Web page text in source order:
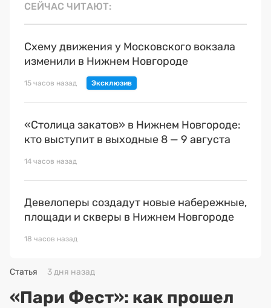
СЕЙЧАС ЧИТАЮТ
Схему движения у Московского вокзала
изменили в Нижнем Новгороде
15 часов назад
«Столица закатов» в Нижнем Новгороде:
кто выступит в выходные 8 — 9 августа
14 часов назад
Девелоперы создадут новые набережные,
площади и скверы в Нижнем Новгороде
18 часов назад
Статья 3 дня назад
«Пари Фест»: как прошел